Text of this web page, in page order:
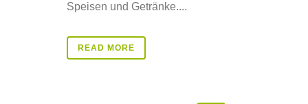
Speisen und Getränke....
READ MORE